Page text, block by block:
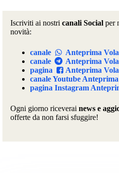
Iscriviti ai nostri canali Social per
novità:
canale
Anteprima
canale
Anteprima
pagina
Anteprima
canale Youtube
pagina Instagram
Ogni giorno riceverai news e
offerte da non farsi sfuggire!